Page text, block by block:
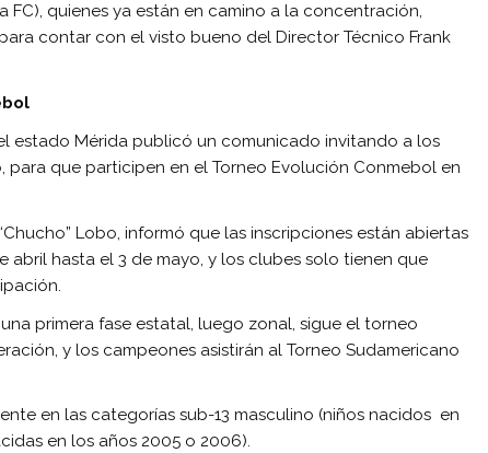
FC), quienes ya están en camino a la concentración,
contar con el visto bueno del Director Técnico Frank
estado Mérida publicó un comunicado invitando a los
que participen en el Torneo Evolución Conmebol en
Lobo, informó que las inscripciones están abiertas
abril hasta el 3 de mayo, y los clubes solo tienen que
primera fase estatal, luego zonal, sigue el torneo
y los campeones asistirán al Torneo Sudamericano
en las categorías sub-13 masculino (niños nacidos en
en los años 2005 o 2006).